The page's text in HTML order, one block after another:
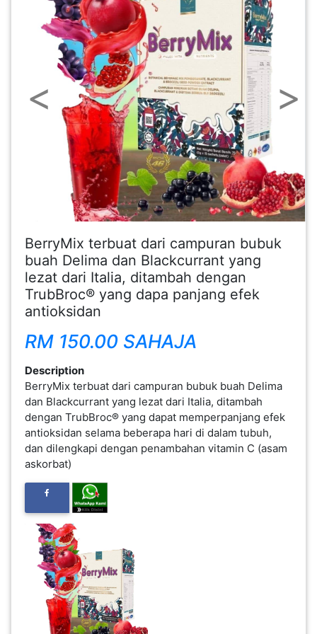
Previous
BerryMix terbuat dari campuran bubuk
buah Delima dan Blackcurrant yang
lezat dari Italia, ditambah dengan
TrubBroc® yang dapa panjang efek
antioksidan
RM 150.00 SAHAJA
Description
BerryMix terbuat dari campuran bubuk buah Delima
dan Blackcurrant yang lezat dari Italia, ditambah
dengan TrubBroc® yang dapat memperpanjang efek
antioksidan selama beberapa hari di dalam tubuh,
dan dilengkapi dengan penambahan vitamin C (asam
askorbat)
FESYEN
WANITA(0)
KECANTIKAN(7)
PENDIDIKAN(19)
DERMA
DAN
INFAK(0)
TUDUNG(0)
ARTIKEL(14)
PEMBORONG(2)
PRODUK
DIGITAL(29)
MAKANAN(25)
PERNIAGAAN(41)